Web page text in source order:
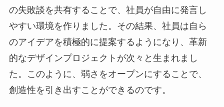
の失敗談を共有することで、社員が自由に発言し
やすい環境を作りました。その結果、社員は自ら
のアイデアを積極的に提案するようになり、革新
的なデザインプロジェクトが次々と生まれまし
た。このように、弱さをオープンにすることで、
創造性を引き出すことができるのです。